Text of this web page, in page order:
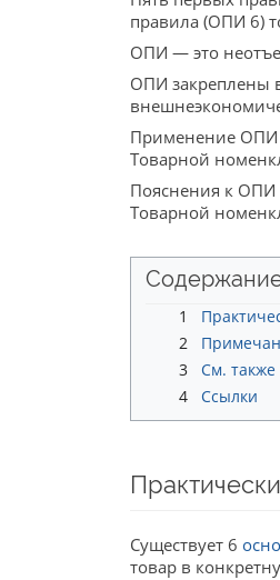
правила (ОПИ 6)
ОПИ — это
ОПИ закреплены
Применение ОПИ
Товарной
Пояснения к ОПИ
Товарной
1
2
3
См. также
4
Ссылки
Существует 6
товар в